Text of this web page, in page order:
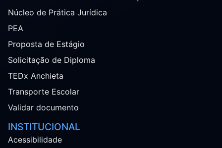
Núcleo de Prática Jurídica
PEA
Proposta de Estágio
Solicitação de Diploma
TEDx Anchieta
Transporte Escolar
Validar documento
INSTITUCIONAL
Acessibilidade